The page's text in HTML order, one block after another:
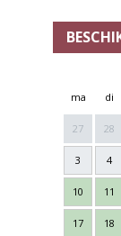
ma di
27 28
3 4
10 11
17 18